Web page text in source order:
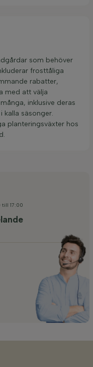
som behöver
frosttåliga
rabatter,
med att välja
inklusive deras
säsonger.
planteringsväxter hos
till 17:00